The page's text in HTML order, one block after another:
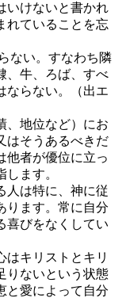
いけないと書かれ
れていることを忘
ない。すなわち隣
、牛、ろば、すべ
ならない。（出エ
、地位など）にお
はそうあるべきだ
他者が優位に立っ
ます。
人は特に、神に従
ります。常に自分
喜びをなくしてい
はキリストとキリ
りないという状態
と愛によって自分